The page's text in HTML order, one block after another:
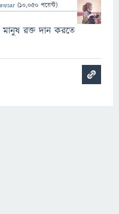
(10,050 পয়েন্ট)
রক্ত দান করতে